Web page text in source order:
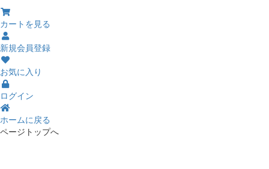
カートを見る
新規会員登録
お気に入り
ログイン
ホームに戻る
ページトップへ